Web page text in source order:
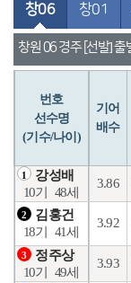
창06 창01
창원 06 경주 [선발] 출
번호
선수명
(기수/나이)
기어
배수
1
강성배
10기
48세
3.86
2
김홍건
18기
41세
3.92
3
정주상
10기
49세
3.93